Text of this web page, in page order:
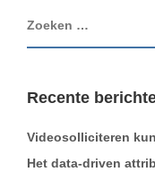
Recente
Videosolliciteren
Het data-driven